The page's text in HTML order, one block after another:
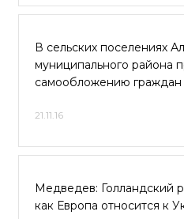
В сельских поселениях
муниципального района
самообложению граждан
21.11.16
Медведев: Голландский
как Европа относится к